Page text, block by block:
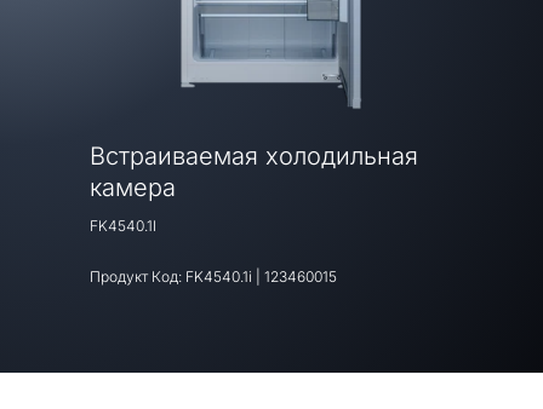
Встраиваемая холодильная
камера
FK4540.1I
Продукт Код: FK4540.1i 123460015